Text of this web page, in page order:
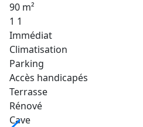
90 m²
1 1
Immédiat
Climatisation
Parking
Accès handicapés
Terrasse
Rénové
Cave